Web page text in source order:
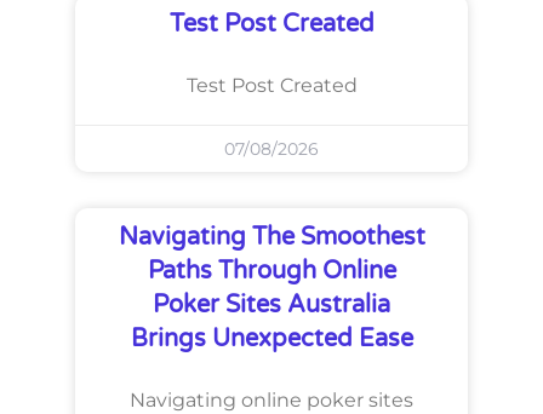
Test Post Created
Test Post Created
07/08/2026
Navigating The Smoothest
Paths Through Online
Poker Sites Australia
Brings Unexpected Ease
Navigating online poker sites